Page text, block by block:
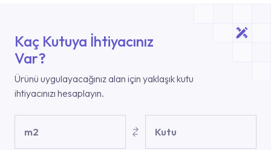
Kaç Kutuya İhtiyacınız
Var?
Ürünü uygulayacağınız alan için yaklaşık kutu
ihtiyacınızı hesaplayın.
m2 Kutu